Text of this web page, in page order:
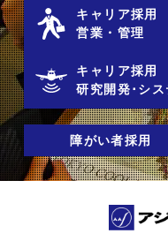
キャリア採用
営業・管理
キャリア採用
研究開発･シス
障がい者採用